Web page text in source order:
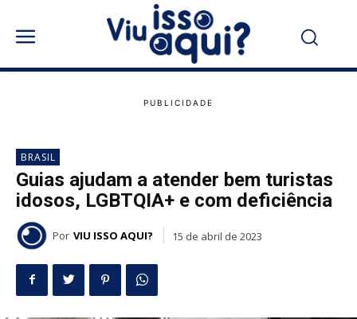
BRASIL
Guias ajudam a atender bem turistas
idosos, LGBTQIA+ e com deficiência
Por VIU ISSO AQUI? 15 de abril de 2023